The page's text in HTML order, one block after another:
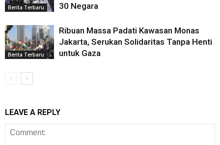
Berita Terbaru
30 Negara
Berita Terbaru
Ribuan Massa Padati Kawasan Monas
Jakarta, Serukan Solidaritas Tanpa Henti
untuk Gaza
LEAVE A REPLY